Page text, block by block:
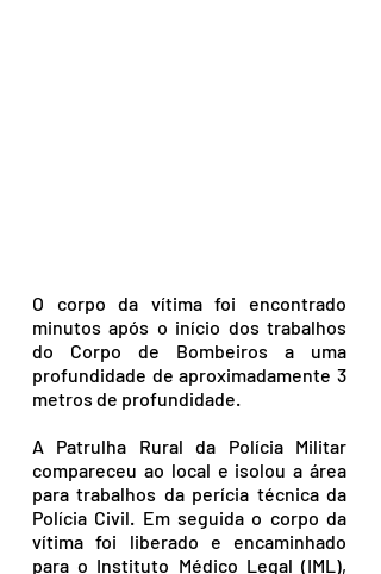
O corpo da vítima foi encontrado
minutos após o início dos trabalhos
do Corpo de Bombeiros a uma
profundidade de aproximadamente 3
metros de profundidade.
A Patrulha Rural da Polícia Militar
compareceu ao local e isolou a área
para trabalhos da perícia técnica da
Polícia Civil. Em seguida o corpo da
vítima foi liberado e encaminhado
para o Instituto Médico Legal (IML),